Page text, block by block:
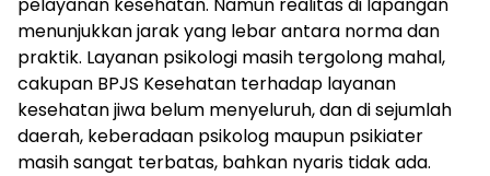
menunjukkan jarak yang lebar antara norma dan
praktik. Layanan psikologi masih tergolong mahal,
cakupan BPJS Kesehatan terhadap layanan
kesehatan jiwa belum menyeluruh, dan di sejumlah
daerah, keberadaan psikolog maupun psikiater
masih sangat terbatas, bahkan nyaris tidak ada.